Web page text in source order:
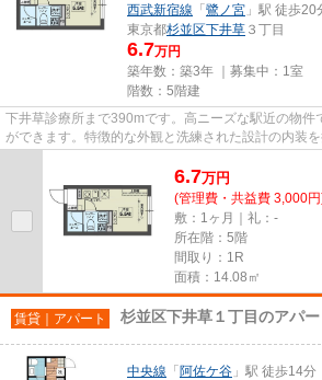
西武新宿線 「 鷺ノ宮 」駅 徒歩20
東京都杉並区下井草 ３丁目
6.7万円
築年数：築3年 ｜募集中： 1室
階数：5階建
下井草診療所まで390mです。高ニーズな駅近の物件
ができます。特徴的な外観と洗練された設計の内装
6.7万円
(管理費・共益費 3,000
敷：1ヶ月｜礼：-
所在階：5階
間取り：1R
面積：14.08㎡
賃貸｜アパート 杉並区下井草１丁目のアパー
中央線 「 阿佐ケ谷 」駅 徒歩14分